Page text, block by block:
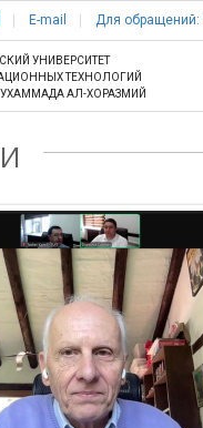
E-mail Для обращений:
УНИВЕРСИТЕТ
ТЕХНОЛОГИЙ
АЛ-ХОРАЗМИЙ